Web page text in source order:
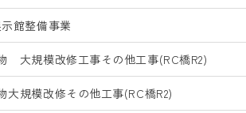
館整備事業
大規模改修工事その他工事(RC橋R2)
大規模改修その他工事(RC橋R2)